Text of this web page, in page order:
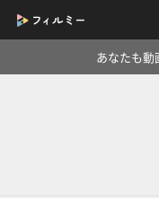
あなたも動